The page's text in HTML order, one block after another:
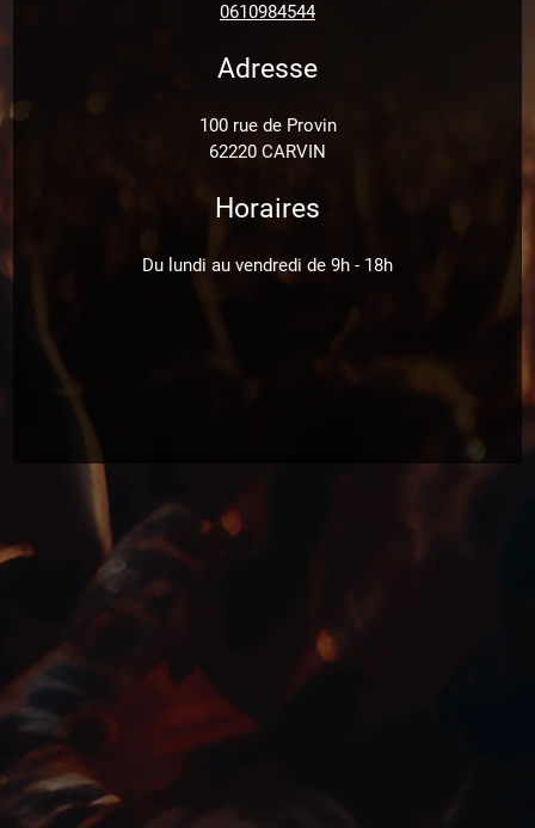
0610984544
Adresse
100 rue de Provin
62220 CARVIN
Horaires
Du lundi au vendredi de 9h - 18h